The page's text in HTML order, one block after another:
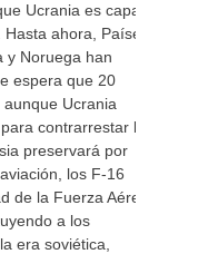
Ucrania es capaz
ahora, Países
y Noruega han
espera que 20
Ucrania
contrarrestar la
preservará por
los F-16
de la Fuerza Aérea
a los
era soviética,